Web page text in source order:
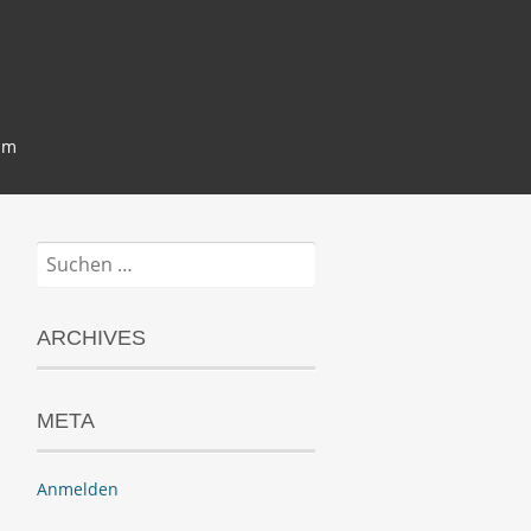
Suchen
nach:
ARCHIVES
META
Anmelden